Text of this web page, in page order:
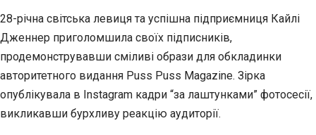
28-річна світська левиця та успішна підприємниця Кайлі
Дженнер приголомшила своїх підписників,
продемонструвавши сміливі образи для обкладинки
авторитетного видання Puss Puss Magazine. Зірка
опублікувала в Instagram кадри “за лаштунками” фотосесії,
викликавши бурхливу реакцію аудиторії.